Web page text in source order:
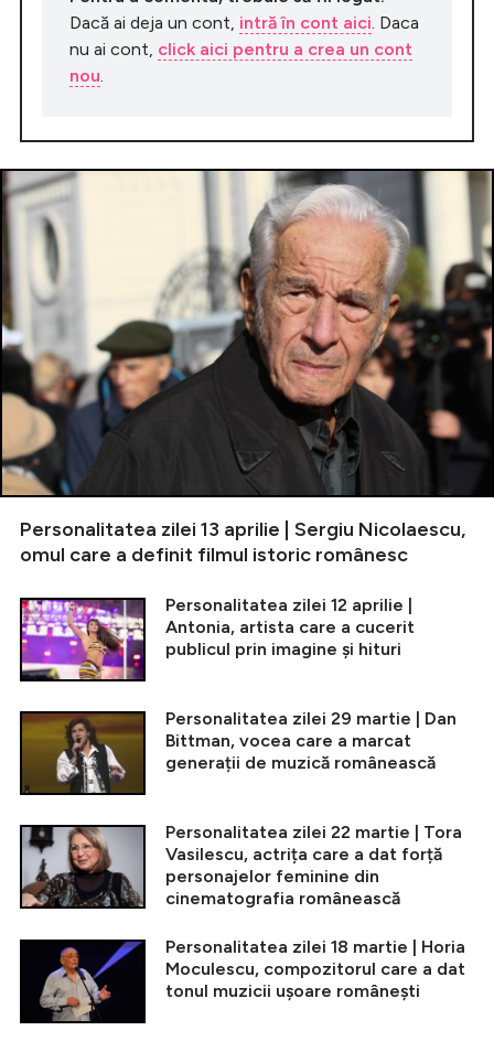
Dacă ai deja un cont, intră în cont aici . Daca
nu ai cont, click aici pentru a crea un cont
nou
Personalitatea zilei 13 aprilie | Sergiu Nicolaescu,
omul care a definit filmul istoric românesc
Personalitatea zilei 12 aprilie |
Antonia, artista care a cucerit
publicul prin imagine și hituri
Personalitatea zilei 29 martie | Dan
Bittman, vocea care a marcat
generații de muzică românească
Personalitatea zilei 22 martie | Tora
Vasilescu, actrița care a dat forță
personajelor feminine din
cinematografia românească
Personalitatea zilei 18 martie | Horia
Moculescu, compozitorul care a dat
tonul muzicii ușoare românești